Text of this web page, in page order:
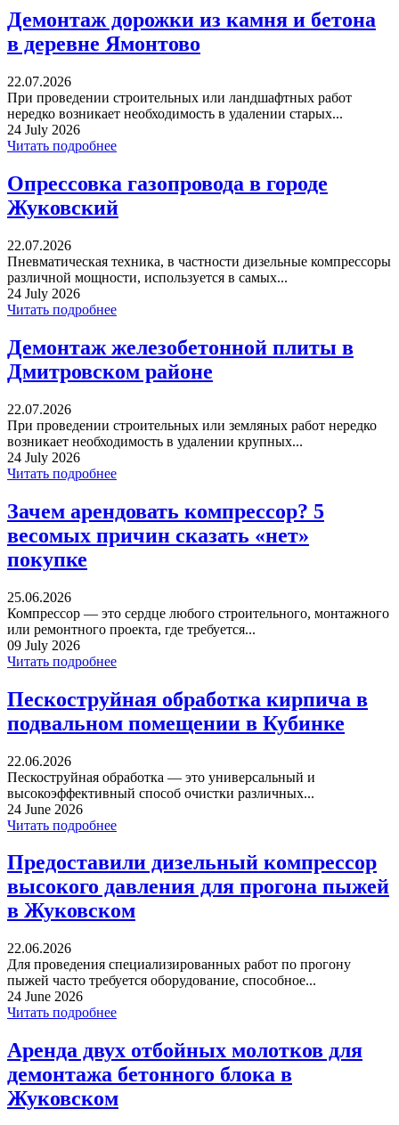
Демонтаж дорожки из камня и бетона
в деревне Ямонтово
22.07.2026
При проведении строительных или ландшафтных работ
нередко возникает необходимость в удалении старых...
24 July 2026
Читать подробнее
Опрессовка газопровода в городе
Жуковский
22.07.2026
Пневматическая техника, в частности дизельные компрессоры
различной мощности, используется в самых...
24 July 2026
Читать подробнее
Демонтаж железобетонной плиты в
Дмитровском районе
22.07.2026
При проведении строительных или земляных работ нередко
возникает необходимость в удалении крупных...
24 July 2026
Читать подробнее
Зачем арендовать компрессор? 5
весомых причин сказать «нет»
покупке
25.06.2026
Компрессор — это сердце любого строительного, монтажного
или ремонтного проекта, где требуется...
09 July 2026
Читать подробнее
Пескоструйная обработка кирпича в
подвальном помещении в Кубинке
22.06.2026
Пескоструйная обработка — это универсальный и
высокоэффективный способ очистки различных...
24 June 2026
Читать подробнее
Предоставили дизельный компрессор
высокого давления для прогона пыжей
в Жуковском
22.06.2026
Для проведения специализированных работ по прогону
пыжей часто требуется оборудование, способное...
24 June 2026
Читать подробнее
Аренда двух отбойных молотков для
демонтажа бетонного блока в
Жуковском